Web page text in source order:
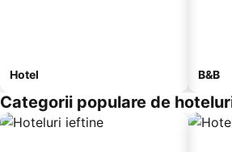
Hotel B&B
Categorii populare de